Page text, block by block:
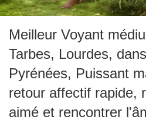
Meilleur Voyant
Tarbes, Lourdes,
Pyrénées, Puissant
retour affectif rapide,
aimé et rencontrer